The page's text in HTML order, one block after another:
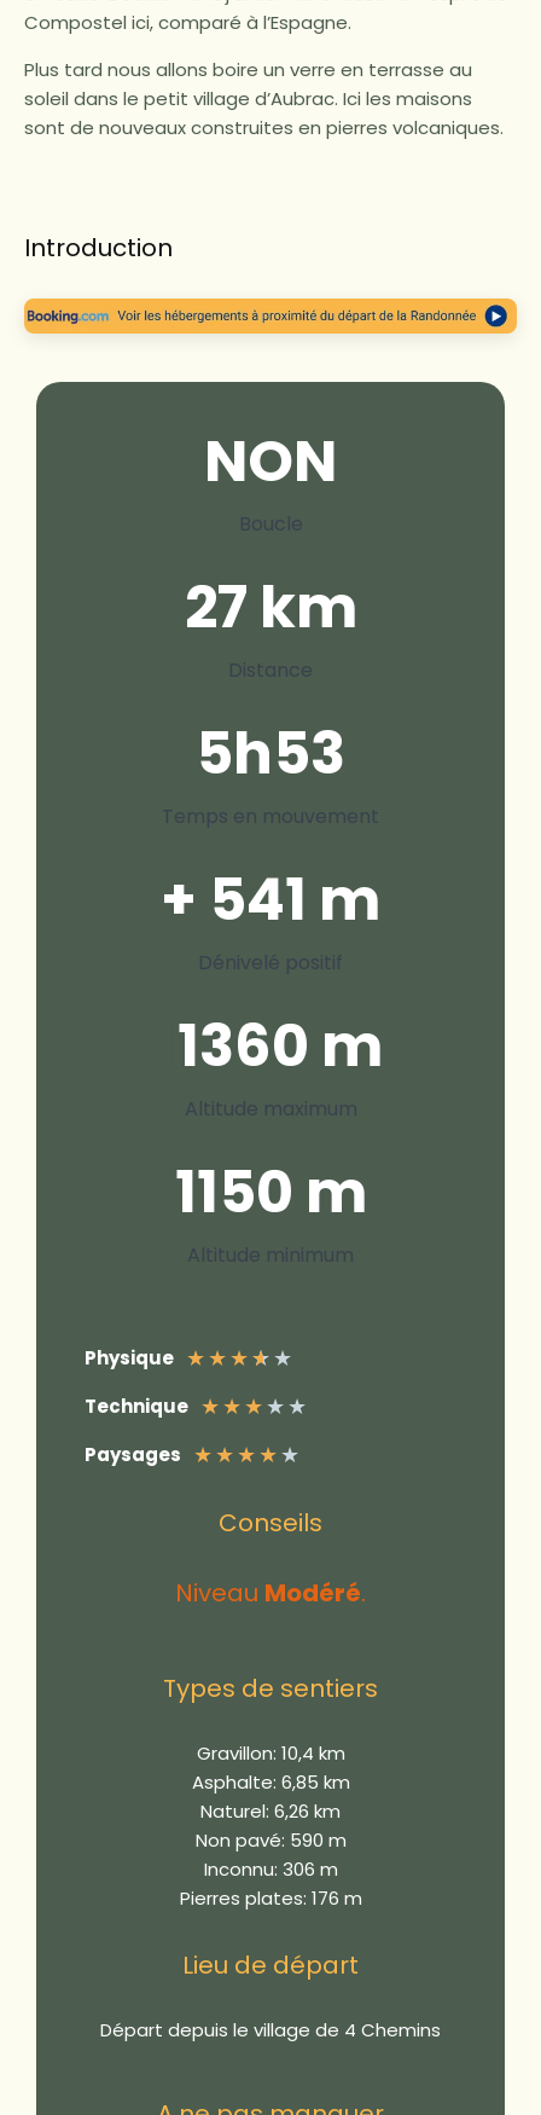
Compostel ici, comparé à l’Espagne.
Plus tard nous allons boire un verre en terrasse au
soleil dans le petit village d’Aubrac. Ici les maisons
sont de nouveaux construites en pierres volcaniques.
Introduction
NON
Boucle
27 km
Distance
5h53
Temps en mouvement
+ 541 m
Dénivelé positif
1360 m
Altitude maximum
1150 m
Altitude minimum
Physique ★★★★★
Technique ★★★★★
Paysages ★★★★★
Conseils
Niveau Modéré.
Types de sentiers
Gravillon: 10,4 km
Asphalte: 6,85 km
Naturel: 6,26 km
Non pavé: 590 m
Inconnu: 306 m
Pierres plates: 176 m
Lieu de départ
Départ depuis le village de 4 Chemins